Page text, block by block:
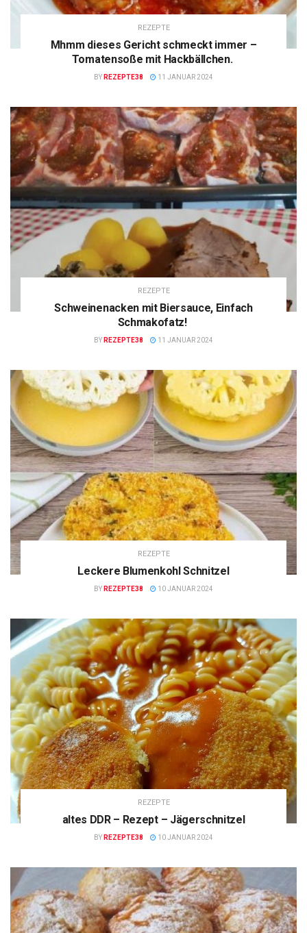
REZEPTE
Mhmm dieses Gericht schmeckt immer –
Tomatensoße mit Hackbällchen.
BY REZEPTE38 11 JANUAR 2024
REZEPTE
Schweinenacken mit Biersauce, Einfach
Schmakofatz!
BY REZEPTE38 11 JANUAR 2024
REZEPTE
Leckere Blumenkohl Schnitzel
BY REZEPTE38 10 JANUAR 2024
REZEPTE
altes DDR – Rezept – Jägerschnitzel
BY REZEPTE38 10 JANUAR 2024